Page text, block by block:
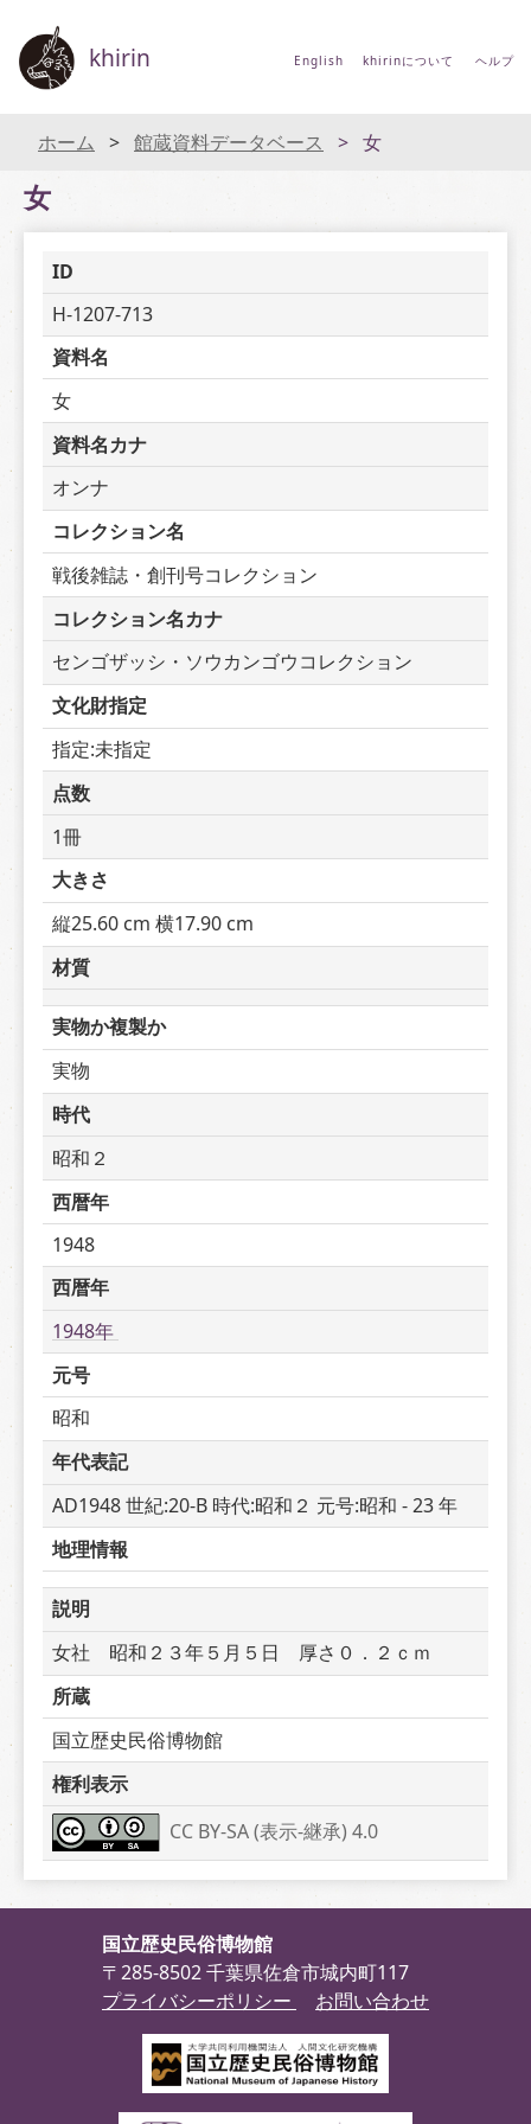
khirin English khirinについて ヘルプ
ホーム 館蔵資料データベース 女
女
ID
H-1207-713
資料名
女
資料名カナ
オンナ
コレクション名
戦後雑誌・創刊号コレクション
コレクション名カナ
センゴザッシ・ソウカンゴウコレクション
文化財指定
指定:未指定
点数
1冊
大きさ
縦25.60 cm 横17.90 cm
材質
実物か複製か
実物
時代
昭和２
西暦年
1948
西暦年
1948年
元号
昭和
年代表記
AD1948 世紀:20-B 時代:昭和２ 元号:昭和 - 23 年
地理情報
説明
女社　昭和２３年５月５日　厚さ０．２ｃｍ
所蔵
国立歴史民俗博物館
権利表示
CC BY-SA (表示-継承) 4.0
国立歴史民俗博物館
〒285-8502 千葉県佐倉市城内町117
プライバシーポリシー
お問い合わせ